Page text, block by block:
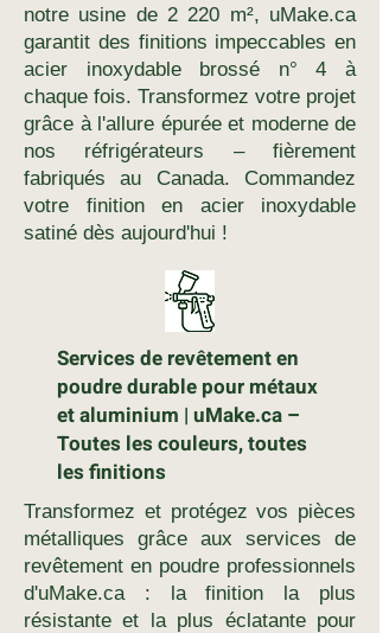
notre usine de 2 220 m², uMake.ca
garantit des finitions impeccables en
acier inoxydable brossé n° 4 à
chaque fois. Transformez votre projet
grâce à l'allure épurée et moderne de
nos réfrigérateurs – fièrement
fabriqués au Canada. Commandez
votre finition en acier inoxydable
satiné dès aujourd'hui !
Services de revêtement en
poudre durable pour métaux
et aluminium | uMake.ca –
Toutes les couleurs, toutes
les finitions
Transformez et protégez vos pièces
métalliques grâce aux services de
revêtement en poudre professionnels
d'uMake.ca : la finition la plus
résistante et la plus éclatante pour